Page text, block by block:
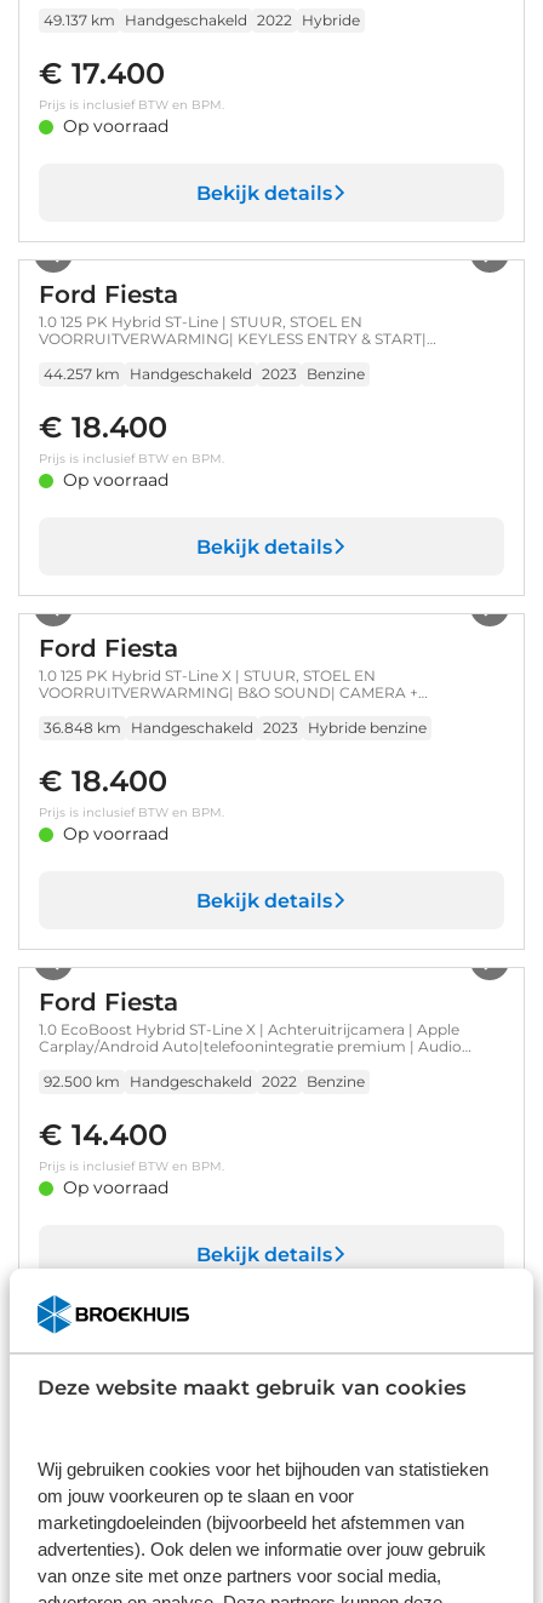
Deze website maakt gebruik van cookies
Wij gebruiken cookies voor het bijhouden van statistieken
om jouw voorkeuren op te slaan en voor
marketingdoeleinden (bijvoorbeeld het afstemmen van
advertenties). Ook delen we informatie over jouw gebruik
van onze site met onze partners voor social media,
49.137 km
Handgeschakeld 2022 Hybride
€ 17.400
Prijs is inclusief BTW en BPM.
Op voorraad
Bekijk details
Ford Fiesta
1.0 125 PK Hybrid ST-Line | STUUR, STOEL EN
VOORRUITVERWARMING| KEYLESS ENTRY & START|
CARPLAY/ANDROID AUTO|
44.257 km Handgeschakeld 2023 Benzine
€ 18.400
Prijs is inclusief BTW en BPM.
Op voorraad
Bekijk details
Ford Fiesta
1.0 125 PK Hybrid ST-Line X | STUUR, STOEL EN
VOORRUITVERWARMING| B&O SOUND| CAMERA +
CARPLAY/ANDROID AUTO| LED| DAB|
36.848 km Handgeschakeld 2023 Hybride benzine
€ 18.400
Prijs is inclusief BTW en BPM.
Op voorraad
Bekijk details
Ford Fiesta
1.0 EcoBoost Hybrid ST-Line X | Achteruitrijcamera | Apple
Carplay/Android Auto|telefoonintegratie premium | Audio
92.500 km
Handgeschakeld 2022 Benzine
€ 14.400
Prijs is inclusief BTW en BPM.
Op voorraad
Bekijk details
Ford Fiesta
1.0 EcoBoost ST-Line | 17" LMV| Navigatie | LED | Climate Control
| Cruise Control
€ 11.940
Prijs is inclusief BTW en BPM.
Op voorraad